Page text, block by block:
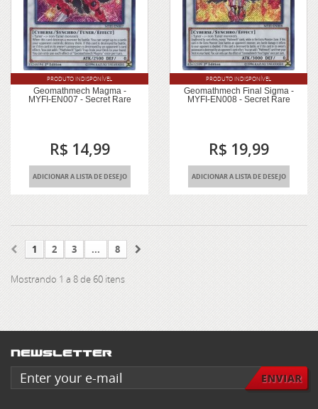
Geomathmech Magma -
MYFI-EN007 - Secret Rare
R$ 14,99
PRODUTO INDISPONÍVEL
ADICIONAR A LISTA DE DESEJO
Geomathmech Final Sigma -
MYFI-EN008 - Secret Rare
R$ 19,99
PRODUTO INDISPONÍVEL
ADICIONAR A LISTA DE DESEJO
1 2 3 ... 8
Mostrando 1 a 8 de 60 itens
Newsletter